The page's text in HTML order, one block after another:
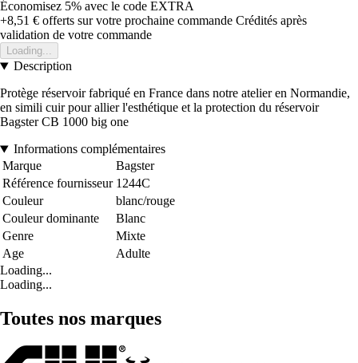
Économisez 5% avec le code EXTRA
+8,51 € offerts sur votre prochaine commande Crédités après
validation de votre commande
Loading...
Description
Protège réservoir fabriqué en France dans notre atelier en Normandie,
en simili cuir pour allier l'esthétique et la protection du réservoir
Bagster CB 1000 big one
Informations complémentaires
Marque
Bagster
Référence fournisseur 1244C
Couleur
blanc/rouge
Couleur dominante
Blanc
Genre
Mixte
Age
Adulte
Loading...
Loading...
Toutes nos marques